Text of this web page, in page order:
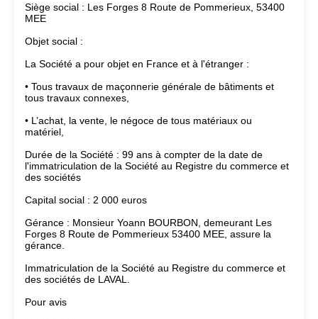
Siège social : Les Forges 8 Route de Pommerieux, 53400
MEE
Objet social :
La Société a pour objet en France et à l'étranger :
• Tous travaux de maçonnerie générale de bâtiments et
tous travaux connexes,
• L’achat, la vente, le négoce de tous matériaux ou
matériel,
Durée de la Société : 99 ans à compter de la date de
l'immatriculation de la Société au Registre du commerce et
des sociétés
Capital social : 2 000 euros
Gérance : Monsieur Yoann BOURBON, demeurant Les
Forges 8 Route de Pommerieux 53400 MEE, assure la
gérance.
Immatriculation de la Société au Registre du commerce et
des sociétés de LAVAL.
Pour avis